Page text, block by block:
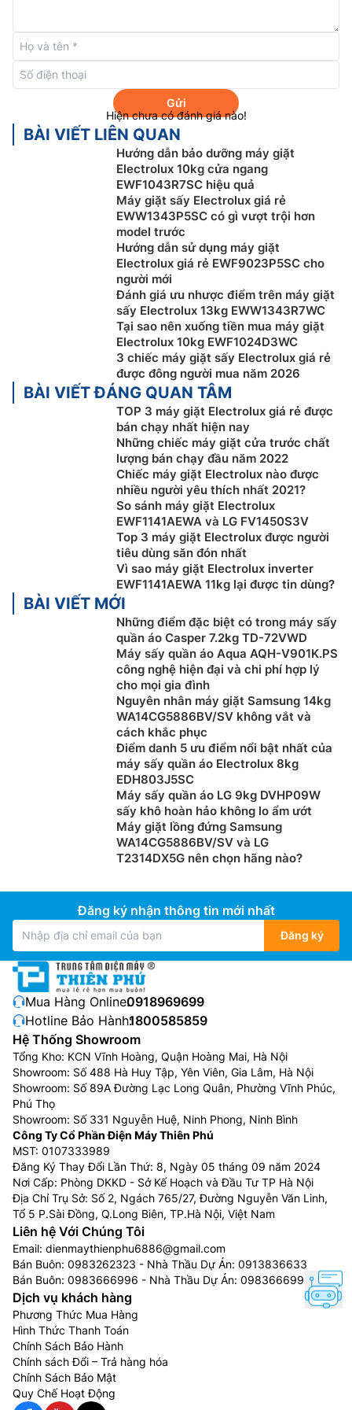
Máy giặt Electrolux EWF1141AEWA được trang bị các
công nghệ hiện đại chỉ có trên các thuộc phân khúc
cao cấp. Với công nghệ này, thì các chất giặt tẩy được
hòa tan hòan toàn trong nước, nhẹ nhàng tẩy sạch vết
bẩn và giữ cho quần áo luôn bền màu theo thời gian.
Không bị quá tải, quần áo không bao giờ bị giặt
quá mức, ít hao mòn
Công nghệ cảm biến tải trọng Load Sensor™ trên
giặt Electrolux lồng ngangEWF1141AEWA hiển thị
trọng lượng giặt thực tế và lượng chất giặt tẩy khuyến
nghị cho mỗi lần giặt. Căn cứ vào kích cỡ tải trọng, nó
sẽ tự động điều chỉnh thời gian, lượng nước và mức
năng lượng tiêu thụ để đem đến sự chăm sóc tốt nhất
cho quần áo của bạn.
Giảm nhăn, lưu giữ kiểu dáng ưa thích
Nhanh chóng làm mới và giảm nhăn với chu trình
Vapour Refresh 35 phút. Áo quần của bạn sẽ mềm
mại, mịn màng, thơm mát và ít nhăn lên tới 23%.
Giặt tay đối với đồ len
Tự tin chăm sóc các sản phẩm bằng len, ngay cả khi
của chúng tôi được chứng nhận bởi Woolmark, theo
đó, chu trình này sẽ chăm sóc các sản phẩm bằng len
giống như khi bạn giặt tay, giúp áo quần của bạn giữ
được vẻ tươi mới lâu hơn.
Tự động phát hiện vết bẩn và cặn, đem đến chu
trình giặt sạch hòan hảo
Công nghệ SensorWash™ trên máy giặt Electrolux cửa
trước EWF1141AEWA tự động phát hiện các mức độ
bẩn của áo quần và điều chỉnh độ dài chu kỳ giặt phù
hợp để chắc chắn rằng quần áo của bạn luôn được trải
nghiệm chu trình giặt hòan hảo. Với hiệu suất xả được
cải thiện giúp tiết kiệm tới 80% lượng chất giặt tẩy,
những chiếc đầm đen và những chiếc áo sơ mi trắng
sẽ được làm sạch tối ưu, không để lại vết cặn sau khi
giặt.
Gửi
Hiện chưa có đánh giá nào!
BÀI VIẾT LIÊN QUAN
Hướng dẫn bảo dưỡng máy giặt
Electrolux 10kg cửa ngang
EWF1043R7SC hiệu quả
Máy giặt sấy Electrolux giá rẻ
EWW1343P5SC có gì vượt trội hơn
model trước
Hướng dẫn sử dụng máy giặt
Electrolux giá rẻ EWF9023P5SC cho
người mới
Đánh giá ưu nhược điểm trên máy giặt
sấy Electrolux 13kg EWW1343R7WC
Tại sao nên xuống tiền mua máy giặt
Electrolux 10kg EWF1024D3WC
3 chiếc máy giặt sấy Electrolux giá rẻ
được đông người mua năm 2026
BÀI VIẾT ĐÁNG QUAN TÂM
TOP 3 máy giặt Electrolux giá rẻ được
bán chạy nhất hiện nay
Những chiếc máy giặt cửa trước chất
lượng bán chạy đầu năm 2022
Chiếc máy giặt Electrolux nào được
nhiều người yêu thích nhất 2021?
So sánh máy giặt Electrolux
EWF1141AEWA và LG FV1450S3V
Top 3 máy giặt Electrolux được người
tiêu dùng săn đón nhất
Vì sao máy giặt Electrolux inverter
EWF1141AEWA 11kg lại được tin dùng?
BÀI VIẾT MỚI
Những điểm đặc biệt có trong máy sấy
quần áo Casper 7.2kg TD-72VWD
Máy sấy quần áo Aqua AQH-V901K.PS
công nghệ hiện đại và chi phí hợp lý
cho mọi gia đình
Nguyên nhân máy giặt Samsung 14kg
WA14CG5886BV/SV không vắt và
cách khắc phục
Điểm danh 5 ưu điểm nổi bật nhất của
máy sấy quần áo Electrolux 8kg
EDH803J5SC
Máy sấy quần áo LG 9kg DVHP09W
sấy khô hoàn hảo không lo ẩm ướt
Máy giặt lồng đứng Samsung
WA14CG5886BV/SV và LG
T2314DX5G nên chọn hãng nào?
Đăng ký nhận thông tin mới nhất
Đăng ký
Mua Hàng Online:0918969699
Hotline Bảo Hành:1800585859
Hệ Thống Showroom
Tổng Kho: KCN Vĩnh Hoàng, Quận Hoàng Mai, Hà Nội
Showroom: Số 488 Hà Huy Tập, Yên Viên, Gia Lâm, Hà Nội
Showroom: Số 89A Đường Lạc Long Quân, Phường Vĩnh Phúc,
Phú Thọ
Showroom: Số 331 Nguyễn Huệ, Ninh Phong, Ninh Bình
Công Ty Cổ Phần Điện Máy Thiên Phú
MST: 0107333989
Đăng Ký Thay Đổi Lần Thứ: 8, Ngày 05 tháng 09 năm 2024
Nơi Cấp: Phòng DKKD - Sở Kế Hoạch và Đầu Tư TP Hà Nội
Địa Chỉ Trụ Sở: Số 2, Ngách 765/27, Đường Nguyễn Văn Linh,
Tổ 5 P.Sài Đồng, Q.Long Biên, TP.Hà Nội, Việt Nam
Liên hệ Với Chúng Tôi
Email: dienmaythienphu6886@gmail.com
Bán Buôn: 0983262323 - Nhà Thầu Dự Án: 0913836633
Bán Buôn: 0983666996 - Nhà Thầu Dự Án: 0983666996
Dịch vụ khách hàng
Phương Thức Mua Hàng
Hình Thức Thanh Toán
Chính Sách Bảo Hành
Chính sách Đổi – Trả hàng hóa
Chính Sách Bảo Mật
Quy Chế Hoạt Động